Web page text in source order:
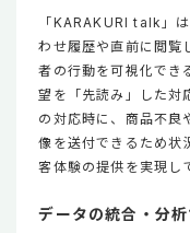
「KARAKURI talk」
わせ履歴や直前に閲覧
者の行動を可視化でき
望を「先読み」した対
の対応時に、商品不良
像を送付できるため状
客体験の提供を実現し
データの統合・分